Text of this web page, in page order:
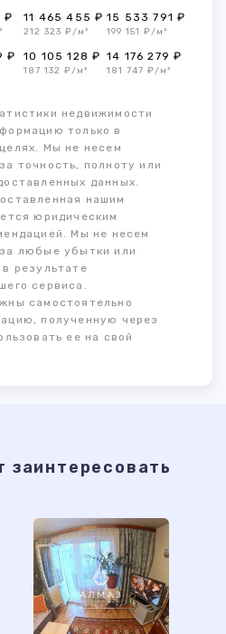
₽ 11 465 455 ₽
212 323 ₽/м²
15 533 791 ₽
199 151 ₽/м²
₽ 10 105 128 ₽
187 132 ₽/м²
14 176 279 ₽
181 747 ₽/м²
недвижимости
только в
Мы не несем
точность, полноту или
данных.
нашим
юридическим
Мы не несем
любые убытки или
результате
сервиса.
самостоятельно
полученную через
ее на свой